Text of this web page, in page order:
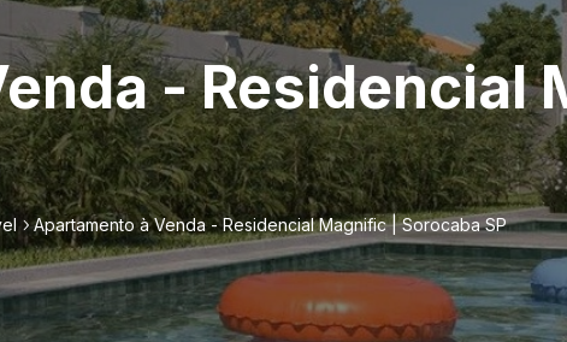
- Residencial
Apartamento à Venda - Residencial Magnific | Sorocaba SP